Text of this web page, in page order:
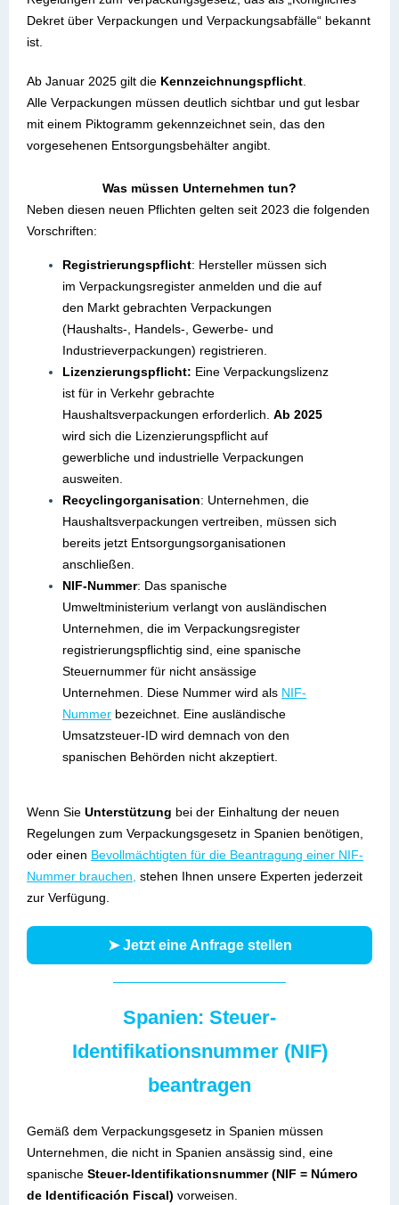
Dekret über Verpackungen und Verpackungsabfälle“ bekannt
ist.
Ab Januar 2025 gilt die Kennzeichnungspflicht
Alle Verpackungen müssen deutlich sichtbar und gut lesbar
mit einem Piktogramm gekennzeichnet sein, das den
vorgesehenen Entsorgungsbehälter angibt.
Was müssen Unternehmen tun?
Neben diesen neuen Pflichten gelten seit 2023 die folgenden
Vorschriften:
Registrierungspflicht: Hersteller müssen sich
im Verpackungsregister anmelden und die auf
den Markt gebrachten Verpackungen
(Haushalts-, Handels-, Gewerbe- und
Industrieverpackungen) registrieren.
Lizenzierungspflicht: Eine Verpackungslizenz
ist für in Verkehr gebrachte
Haushaltsverpackungen erforderlich. Ab 2025
wird sich die Lizenzierungspflicht auf
gewerbliche und industrielle Verpackungen
ausweiten.
Recyclingorganisation: Unternehmen, die
Haushaltsverpackungen vertreiben, müssen sich
bereits jetzt Entsorgungsorganisationen
anschließen.
NIF-Nummer: Das spanische
Umweltministerium verlangt von ausländischen
Unternehmen, die im Verpackungsregister
registrierungspflichtig sind, eine spanische
Steuernummer für nicht ansässige
Unternehmen. Diese Nummer wird als NIF-
Nummer bezeichnet. Eine ausländische
Umsatzsteuer-ID wird demnach von den
spanischen Behörden nicht akzeptiert.
Wenn Sie Unterstützung bei der Einhaltung der neuen
Regelungen zum Verpackungsgesetz in Spanien benötigen,
oder einen Bevollmächtigten für die Beantragung einer NIF-
Nummer brauchen stehen Ihnen unsere Experten jederzeit
zur Verfügung.
➤ Jetzt eine Anfrage stellen
Spanien: Steuer-
Identifikationsnummer (NIF)
beantragen
Gemäß dem Verpackungsgesetz in Spanien müssen
Unternehmen, die nicht in Spanien ansässig sind, eine
spanische Steuer-Identifikationsnummer (NIF = Número
de Identificación Fiscal) vorweisen.